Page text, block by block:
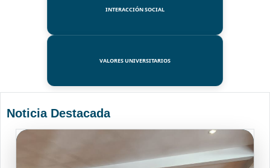
INTERACCIÓN SOCIAL
VALORES UNIVERSITARIOS
Noticia Destacada